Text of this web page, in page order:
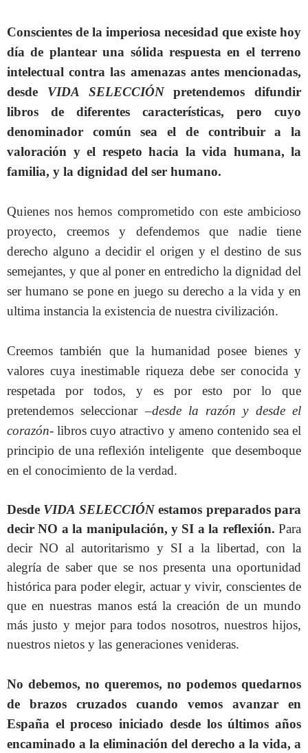
Conscientes de la imperiosa necesidad que existe hoy
día de plantear una sólida respuesta en el terreno
intelectual contra las amenazas antes mencionadas,
desde VIDA SELECCIÓNpretendemos difundir
libros de diferentes características, pero cuyo
denominador común sea el de contribuir a la
valoración y el respeto hacia la vida humana, la
familia, y la dignidad del ser humano.
Quienes nos hemos comprometido con este ambicioso
proyecto, creemos y defendemos que nadie tiene
derecho alguno a decidir el origen y el destino de sus
semejantes, y que al poner en entredicho la dignidad del
ser humano se pone en juego su derecho a la vida y en
ultima instancia la existencia de nuestra civilización.
Creemos también que la humanidad posee bienes y
valores cuya inestimable riqueza debe ser conocida y
respetada por todos, y es por esto por lo que
pretendemos seleccionar –desde la razón y desde el
corazón- libros cuyo atractivo y ameno contenido sea el
principio de una reflexión inteligente que desemboque
en el conocimiento de la verdad.
Desde VIDA SELECCIÓNestamos preparados para
decir NO a la manipulación, y SI a la reflexión. Para
decir NO al autoritarismo y SI a la libertad, con la
alegría de saber que se nos presenta una oportunidad
histórica para poder elegir, actuar y vivir, conscientes de
que en nuestras manos está la creación de un mundo
más justo y mejor para todos nosotros, nuestros hijos,
nuestros nietos y las generaciones venideras.
No debemos, no queremos, no podemos quedarnos
de brazos cruzados cuando vemos avanzar en
España el proceso iniciado desde los últimos años
encaminado a la eliminación del derecho a la vida, a